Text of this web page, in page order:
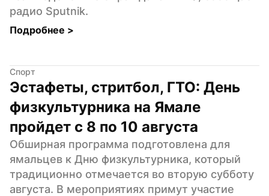
радио Sputnik.
Подробнее >
Спорт
Эстафеты, стритбол, ГТО: День
физкультурника на Ямале
пройдет с 8 по 10 августа
Обширная программа подготовлена для
ямальцев к Дню физкультурника, который
традиционно отмечается во вторую субботу
августа. В мероприятиях примут участие